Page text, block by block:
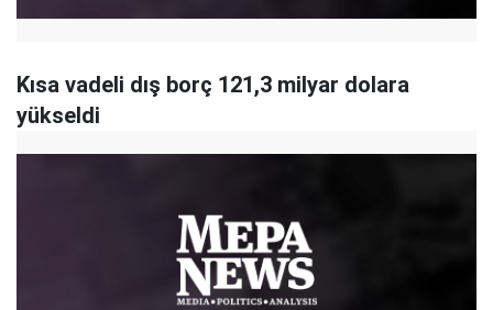
Kısa vadeli dış borç 121,3 milyar dolara
yükseldi